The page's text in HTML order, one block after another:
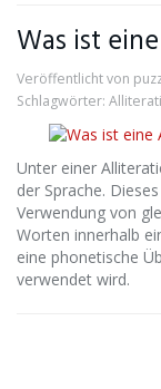
Was ist
Veröffentlicht von
Schlagwörter:
Unter einer
der Sprache.
Verwendung von
Worten innerhalb
eine phonetische
verwendet wird.